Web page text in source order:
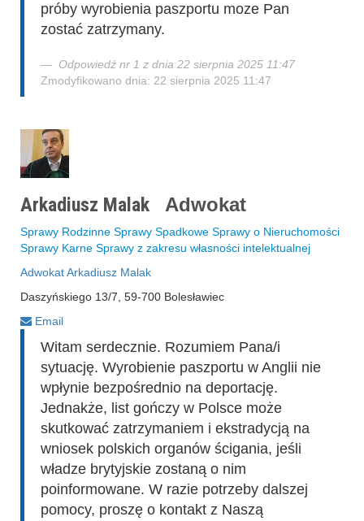
próby wyrobienia paszportu moze Pan
zostać zatrzymany.
Odpowiedź nr 1 z dnia 22 sierpnia 2025 11:47
Zmodyfikowano dnia: 22 sierpnia 2025 11:47
Arkadiusz Malak Adwokat
Sprawy Rodzinne Sprawy Spadkowe Sprawy o Nieruchomości
Sprawy Karne Sprawy z zakresu własności intelektualnej
Adwokat Arkadiusz Malak
Daszyńskiego 13/7, 59-700 Bolesławiec
Email
Witam serdecznie. Rozumiem Pana/i
sytuację. Wyrobienie paszportu w Anglii nie
wpłynie bezpośrednio na deportację.
Jednakże, list gończy w Polsce może
skutkować zatrzymaniem i ekstradycją na
wniosek polskich organów ścigania, jeśli
władze brytyjskie zostaną o nim
poinformowane. W razie potrzeby dalszej
pomocy, proszę o kontakt z Naszą